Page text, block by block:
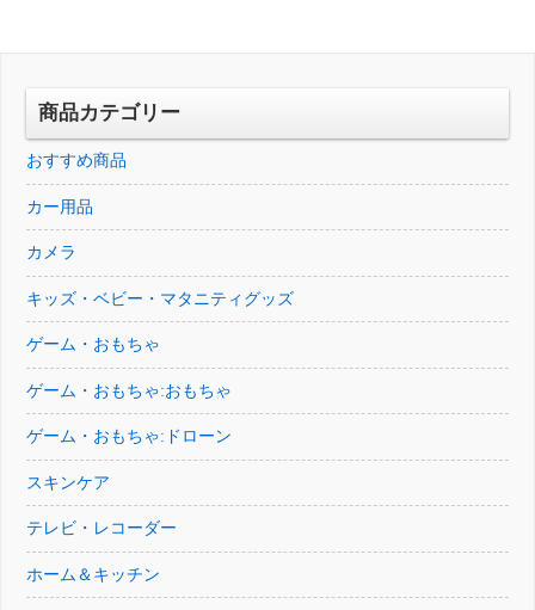
し
で
商品カテゴリー
おすすめ商品
カー用品
カメラ
キッズ・ベビー・マタニティグッズ
ゲーム・おもちゃ
ゲーム・おもちゃ:おもちゃ
ゲーム・おもちゃ:ドローン
スキンケア
テレビ・レコーダー
ホーム＆キッチン